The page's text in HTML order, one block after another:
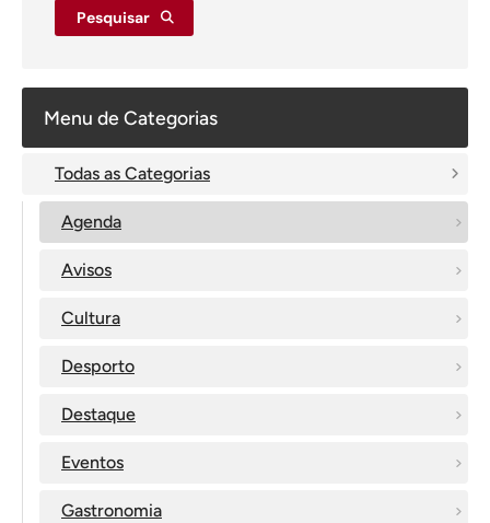
Pesquisar
Menu de Categorias
Todas as Categorias
Agenda
Avisos
Cultura
Desporto
Destaque
Eventos
Gastronomia